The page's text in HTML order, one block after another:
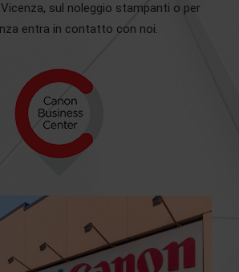
sul noleggio stampanti o per
entra in contatto con noi.